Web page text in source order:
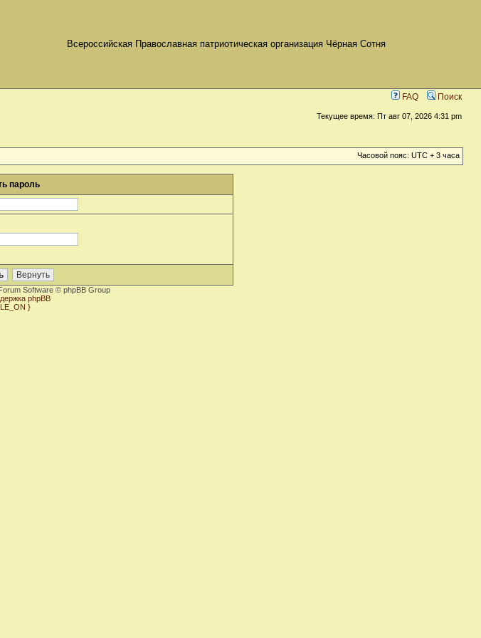
Всероссийская Православная патриотическая организация Чёрная Сотня
FAQ Поиск
Текущее время: Пт авг 07, 2026 4:31 pm
Часовой пояс: UTC + 3 часа
пароль
Software © phpBB Group
phpBB
}